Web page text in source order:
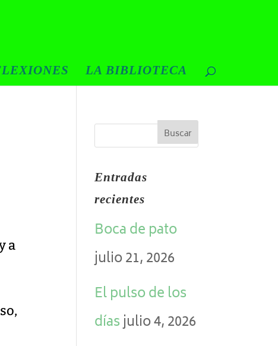
LA BIBLIOTECA
a
Entradas
recientes
Boca de pato
julio 21, 2026
El pulso de los
díasjulio 4, 2026